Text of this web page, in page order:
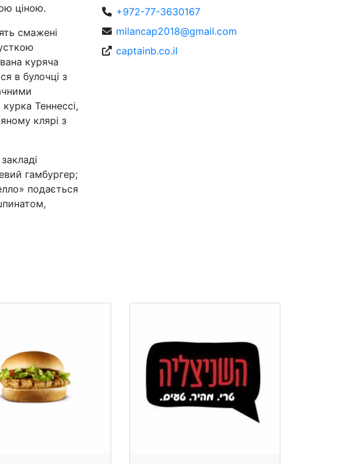
ціною.
смажені
куряча
в булочці з
Теннессі,
клярі з
гамбургер;
подається
+972-77-3630167
milancap2018@gmail.com
captainb.co.il